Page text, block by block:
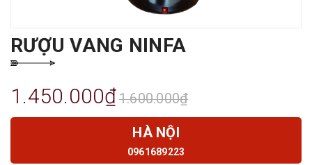
RƯỢU VANG NINFA
1.450.000₫1.600.000₫
HÀ NỘI
0961689223